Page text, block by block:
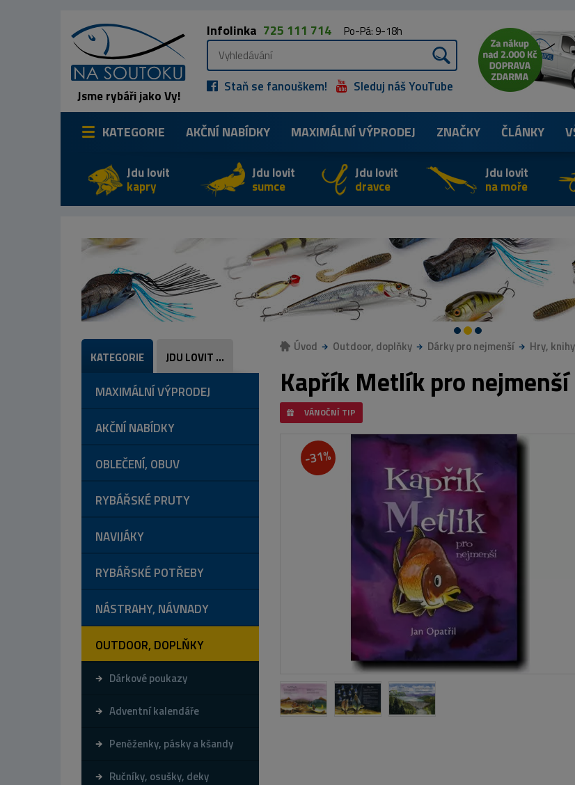
Jsme rybáři jako Vy!
Infolinka 725 111 714 Po-Pá: 9-18h
Staň se fanouškem! Sleduj náš YouTube
KATEGORIE AKČNÍ NABÍDKY MAXIMÁLNÍVÝPRODEJ ZNAČKY ČLÁNKY
Jdu lovit
kapry
Jdu lovit
sumce
Jdu lovit
dravce
Jdu lovit
na moře
KATEGORIE JDU LOVIT ...
MAXIMÁLNÍ VÝPRODEJ
AKČNÍ NABÍDKY
OBLEČENÍ, OBUV
RYBÁŘSKÉ PRUTY
NAVIJÁKY
RYBÁŘSKÉ POTŘEBY
NÁSTRAHY, NÁVNADY
OUTDOOR, DOPLŇKY
Dárkové poukazy
Adventní kalendáře
Peněženky, pásky a kšandy
Ručníky, osušky, deky
Úvod Outdoor, doplňky Dárky pro nejmenší Hry,
Kapřík Metlík pro nejmenší
VÁNOČNÍ TIP
-31%